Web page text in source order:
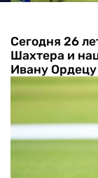
Сегодня 26
Шахтера и
Ивану Ордецу